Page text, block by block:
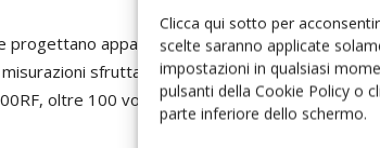
Clicca qui sotto per
scelte saranno applicate
impostazioni in qualsiasi
pulsanti della Cookie Policy o
parte inferiore dello schermo.
progettano apparecchiature di test e
sfruttando il tasso di errore del
oltre 100 volte migliore rispetto ai